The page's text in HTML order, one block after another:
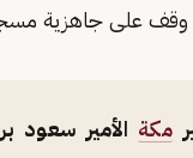
وقف على جاهزية
مكة الأمير سعود